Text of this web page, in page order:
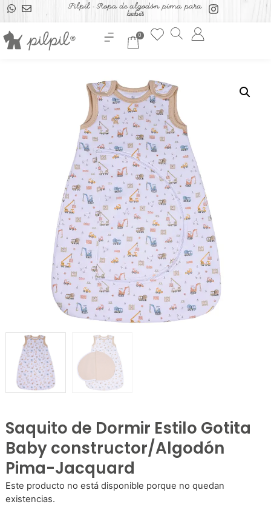
Pilpil - Ropa de algodón pima para
bebés
0
Saquito de Dormir Estilo Gotita
Baby constructor/Algodón
Pima-Jacquard
Este producto no está disponible porque no quedan
existencias.